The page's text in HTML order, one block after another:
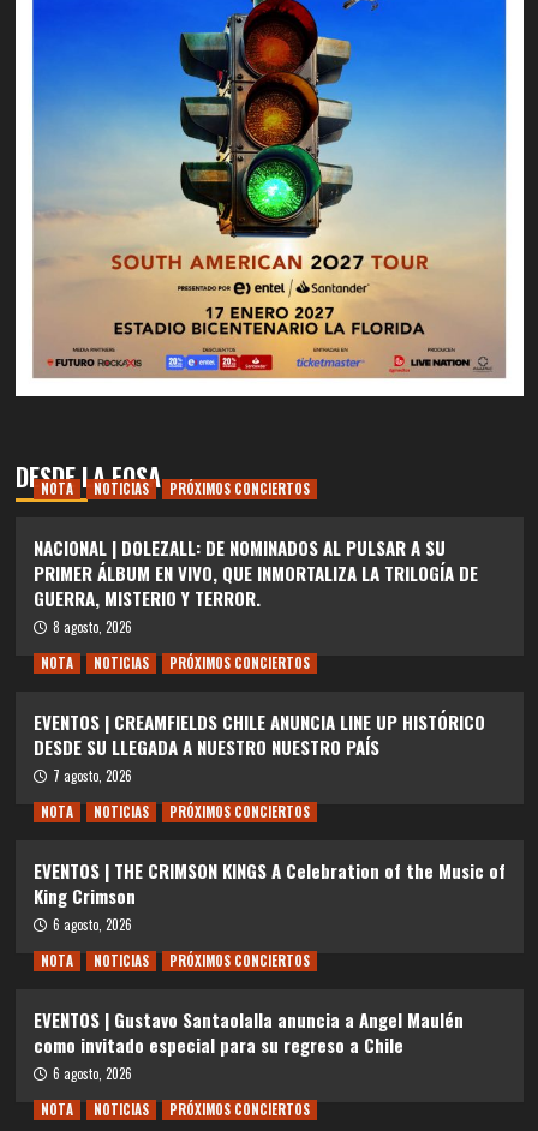
DESDE LA FOSA
NOTA NOTICIAS PRÓXIMOS CONCIERTOS
NACIONAL | DOLEZALL: DE NOMINADOS AL PULSAR A SU
PRIMER ÁLBUM EN VIVO, QUE INMORTALIZA LA TRILOGÍA DE
GUERRA, MISTERIO Y TERROR.
8 agosto, 2026
NOTA
NOTICIAS PRÓXIMOS CONCIERTOS
EVENTOS | CREAMFIELDS CHILE ANUNCIA LINE UP HISTÓRICO
DESDE SU LLEGADA A NUESTRO NUESTRO PAÍS
7 agosto, 2026
NOTA
NOTICIAS PRÓXIMOS CONCIERTOS
EVENTOS | THE CRIMSON KINGS A Celebration of the Music of
King Crimson
6 agosto, 2026
NOTA
NOTICIAS PRÓXIMOS CONCIERTOS
EVENTOS | Gustavo Santaolalla anuncia a Angel Maulén
como invitado especial para su regreso a Chile
6 agosto, 2026
NOTA
NOTICIAS PRÓXIMOS CONCIERTOS